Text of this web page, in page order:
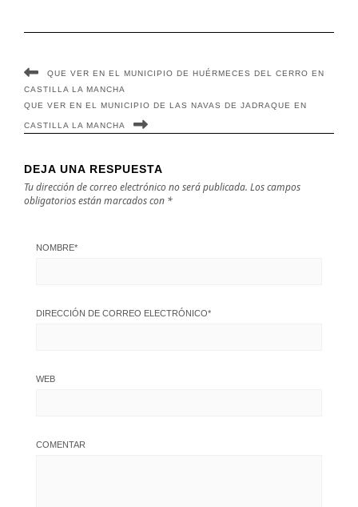
QUE VER EN EL MUNICIPIO DE HUÉRMECES DEL CERRO EN
CASTILLA LA MANCHA
QUE VER EN EL MUNICIPIO DE LAS NAVAS DE JADRAQUE EN
CASTILLA LA MANCHA
DEJA UNA RESPUESTA
Tu dirección de correo electrónico no será publicada. Los campos
obligatorios están marcados con *
NOMBRE*
DIRECCIÓN DE CORREO ELECTRÓNICO*
WEB
COMENTAR